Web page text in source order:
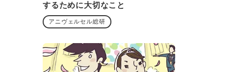
するために大切なこと
アニヴェルセル総研